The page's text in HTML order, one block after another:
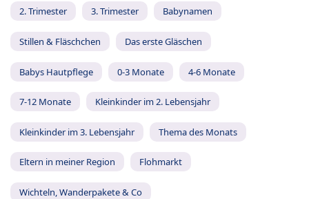
2. Trimester 3. Trimester Babynamen
Stillen & Fläschchen Das erste Gläschen
Babys Hautpflege 0-3 Monate 4-6 Monate
7-12 Monate Kleinkinder im 2. Lebensjahr
Kleinkinder im 3. Lebensjahr Thema des Monats
Eltern in meiner Region Flohmarkt
Wichteln, Wanderpakete & Co